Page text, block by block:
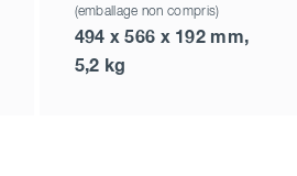
(emballage non compris)
494 x 566 x 192 mm,
5,2 kg